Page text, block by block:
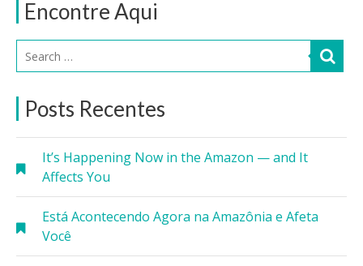
Encontre Aqui
Posts Recentes
It’s Happening Now in the Amazon — and It
Affects You
Está Acontecendo Agora na Amazônia e Afeta
Você